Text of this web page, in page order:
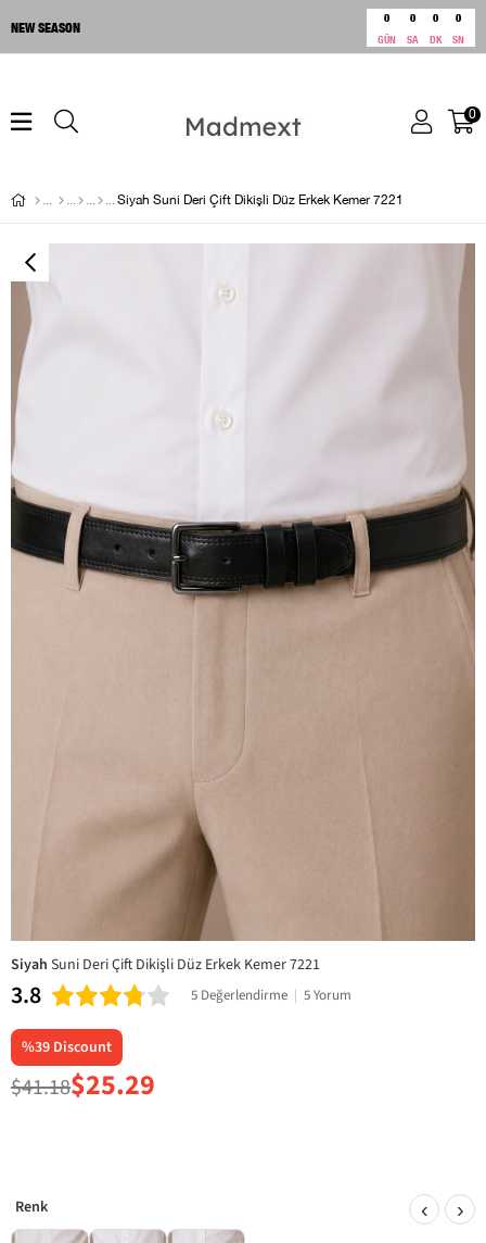
NEW SEASON
0
GÜN
0
SA
0
DK
0
SN
0
Siyah Suni Deri Çift Dikişli Düz Erkek Kemer 7221
Siyah Suni Deri Çift Dikişli Düz Erkek Kemer 7221
3.8 5 Değerlendirme 5 Yorum
%39 Discount
$41.18$25.29
‹ ›